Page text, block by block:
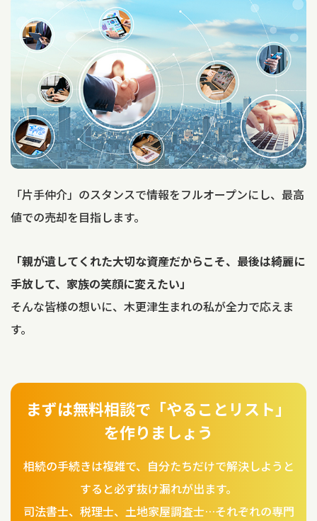
「片手仲介」のスタンスで情報をフルオープンにし、最高
値での売却を目指します。
「親が遺してくれた大切な資産だからこそ、最後は綺麗に
手放して、家族の笑顔に変えたい」
そんな皆様の想いに、木更津生まれの私が全力で応えま
す。
まずは無料相談で「やることリスト」
を作りましょう
相続の手続きは複雑で、自分たちだけで解決しようと
すると必ず抜け漏れが出ます。
司法書士、税理士、土地家屋調査士…それぞれの専門